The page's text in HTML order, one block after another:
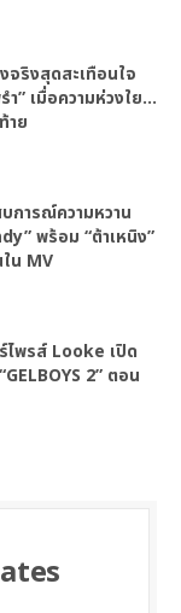
จริงสุดสะเทือนใจ
” เมื่อความห่วงใย…
าย
การณ์ความหวาน
พร้อม “ต้าเหนิง”
น MV
ไพรส์ Looke เปิด
2” ตอน